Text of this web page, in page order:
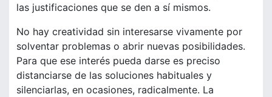
las justificaciones que se den a sí mismos.
No hay creatividad sin interesarse vivamente por
solventar problemas o abrir nuevas posibilidades.
Para que ese interés pueda darse es preciso
distanciarse de las soluciones habituales y
silenciarlas, en ocasiones, radicalmente. La